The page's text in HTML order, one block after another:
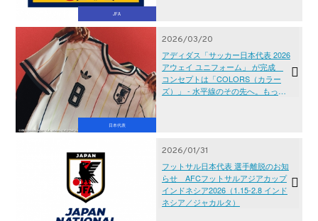
JFA
日本代表
2026/03/20
アディダス「サッカー日本代表 2026
アウェイ ユニフォーム」 が完成
コンセプトは「COLORS（カラー
ズ）」 - 水平線のその先へ。もっ
2026/01/31
フットサル日本代表 選手離脱のお知
らせ AFCフットサルアジアカップ
インドネシア2026（1.15-2.8 インド
ネシア／ジャカルタ）